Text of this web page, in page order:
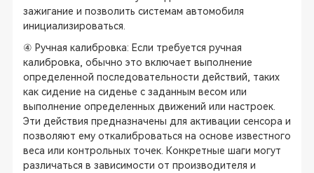
зажигание и позволить системам автомобиля
инициализироваться.
④ Ручная калибровка: Если требуется ручная
калибровка, обычно это включает выполнение
определенной последовательности действий, таких
как сидение на сиденье с заданным весом или
выполнение определенных движений или настроек.
Эти действия предназначены для активации сенсора и
позволяют ему откалиброваться на основе известного
веса или контрольных точек. Конкретные шаги могут
различаться в зависимости от производителя и